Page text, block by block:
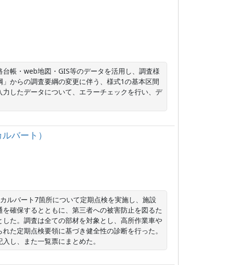
帳・web地図・GIS等のデータを活用し、調査様
からの調査要綱の変更に伴う、様式1の基本区間
したデータについて、エラーチェックを行い、デ
バート）
ルバート7箇所について定期点検を実施し、施設
確保するとともに、第三者への被害防止を図るた
た。調査は全ての部材を対象とし、高所作業車や
た定期点検要領に基づき健全性の診断を行った。
し、また一覧票にまとめた。